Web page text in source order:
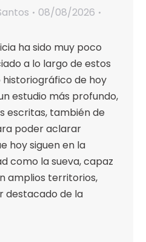
08/08/2026
ha sido muy poco
a lo largo de estos
historiográfico de hoy
estudio más profundo,
escritas, también de
poder aclarar
hoy siguen en la
como la sueva, capaz
amplios territorios,
destacado de la